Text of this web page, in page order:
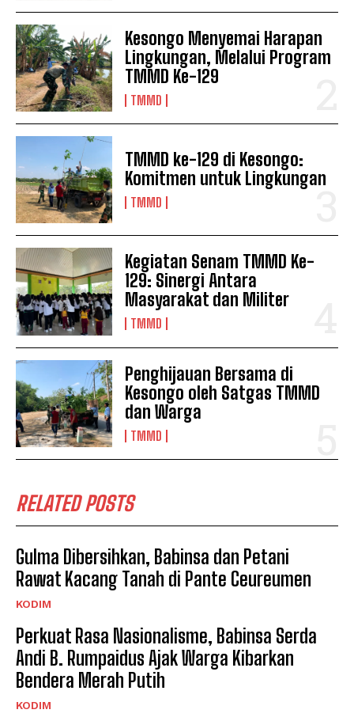
Kesongo Menyemai Harapan
Lingkungan, Melalui Program
TMMD Ke-129
TMMD
TMMD ke-129 di Kesongo:
Komitmen untuk Lingkungan
TMMD
Kegiatan Senam TMMD Ke-
129: Sinergi Antara
Masyarakat dan Militer
TMMD
Penghijauan Bersama di
Kesongo oleh Satgas TMMD
dan Warga
TMMD
RELATED POSTS
Gulma Dibersihkan, Babinsa dan Petani
Rawat Kacang Tanah di Pante Ceureumen
KODIM
Perkuat Rasa Nasionalisme, Babinsa Serda
Andi B. Rumpaidus Ajak Warga Kibarkan
Bendera Merah Putih
KODIM